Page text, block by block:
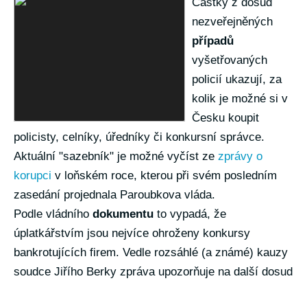
nezveřejněných
případů
vyšetřovaných
policií ukazují, za
kolik je možné si v
Česku koupit
policisty, celníky, úředníky či konkursní správce.
Aktuální "sazebník" je možné vyčíst ze zprávy o
korupci v loňském roce, kterou při svém posledním
zasedání projednala Paroubkova vláda.
Podle vládního dokumentu to vypadá, že
úplatkářstvím jsou nejvíce ohroženy konkursy
bankrotujících firem. Vedle rozsáhlé (a známé) kauzy
soudce Jiřího Berky zpráva upozorňuje na další dosud